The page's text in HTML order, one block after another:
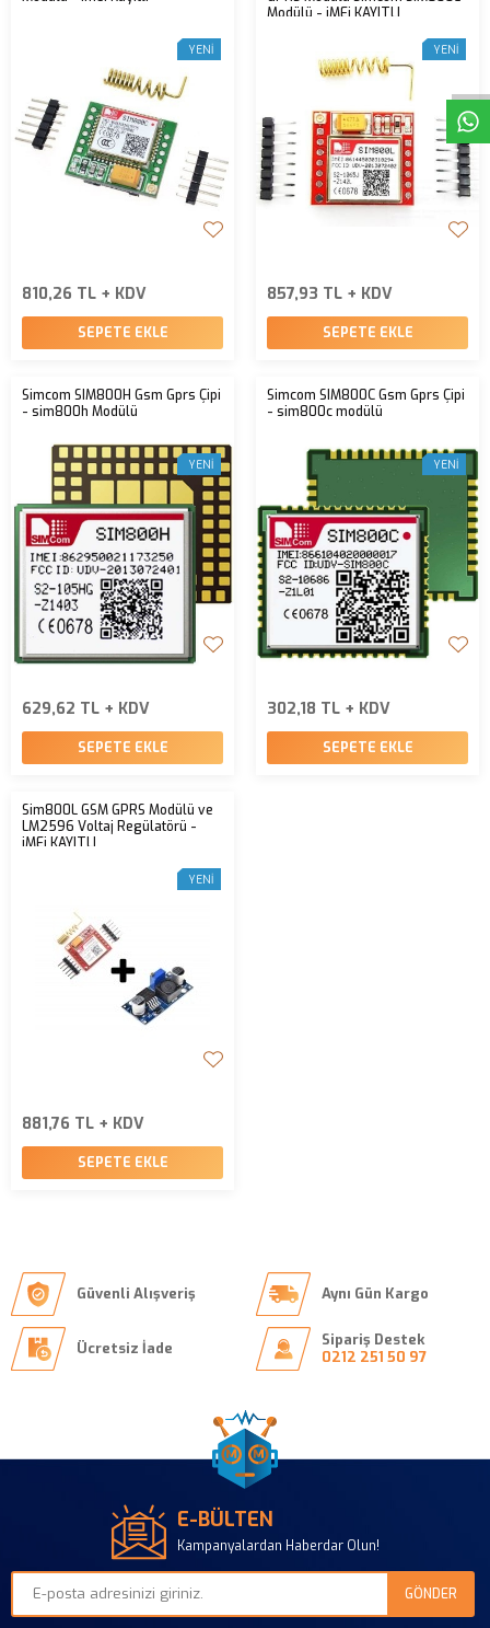
W
h
t
s
a
p
p
D
e
s
e
H
a
t
t
YENI
810,26 TL + KDV
SEPETE EKLE
Modülü - iMEi KAYITLI
YENI
857,93 TL + KDV
SEPETE EKLE
Simcom SIM800H Gsm Gprs Çipi
- sim800h Modülü
YENI
629,62 TL + KDV
SEPETE EKLE
Simcom SIM800C Gsm Gprs Çipi
- sim800c modülü
YENI
302,18 TL + KDV
SEPETE EKLE
Sim800L GSM GPRS Modülü ve
LM2596 Voltaj Regülatörü -
iMEi KAYITLI
YENI
881,76 TL + KDV
SEPETE EKLE
Güvenli Alışveriş Aynı Gün Kargo
Ücretsiz İade
Sipariş Destek
0212 251 50 97
E-BÜLTEN
Kampanyalardan Haberdar Olun!